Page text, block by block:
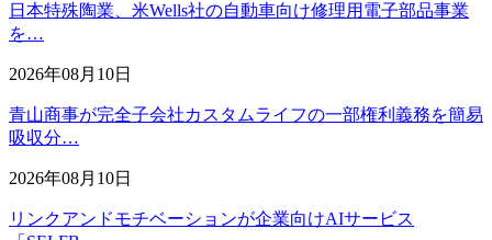
日本特殊陶業、米Wells社の自動車向け修理用電子部品事業
を…
2026年08月10日
青山商事が完全子会社カスタムライフの一部権利義務を簡易
吸収分…
2026年08月10日
リンクアンドモチベーションが企業向けAIサービス